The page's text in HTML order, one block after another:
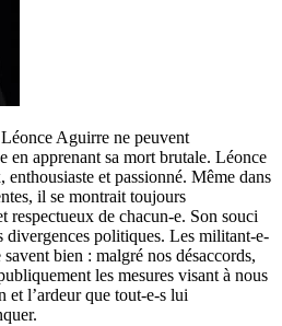
Aguirre ne peuvent
en apprenant sa mort brutale. Léonce
enthousiaste et passionné. Même dans
il se montrait toujours
respectueux de chacun-e. Son souci
divergences politiques. Les militant-e-
bien : malgré nos désaccords,
les mesures visant à nous
et l’ardeur que tout-e-s lui